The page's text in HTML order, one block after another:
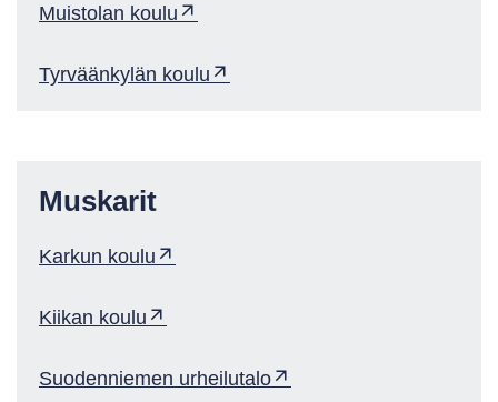
Muistolan koulu
Tyrväänkylän koulu
Muskarit
Karkun koulu
Kiikan koulu
Suodenniemen urheilutalo